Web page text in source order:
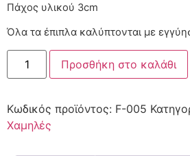
Πάχος υλικού 3cm
Όλα τα έπιπλα καλύπτονται με
Προσθήκη στο καλάθι
Κωδικός προϊόντος: F-005
Χαμηλές